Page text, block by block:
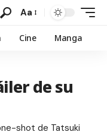
Aa
Cine Manga
de su
shot de Tatsuki